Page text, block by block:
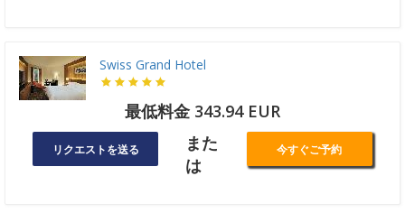
Swiss Grand Hotel
最低料金 343.94 EUR
リクエストを送る
また
は
今すぐご予約